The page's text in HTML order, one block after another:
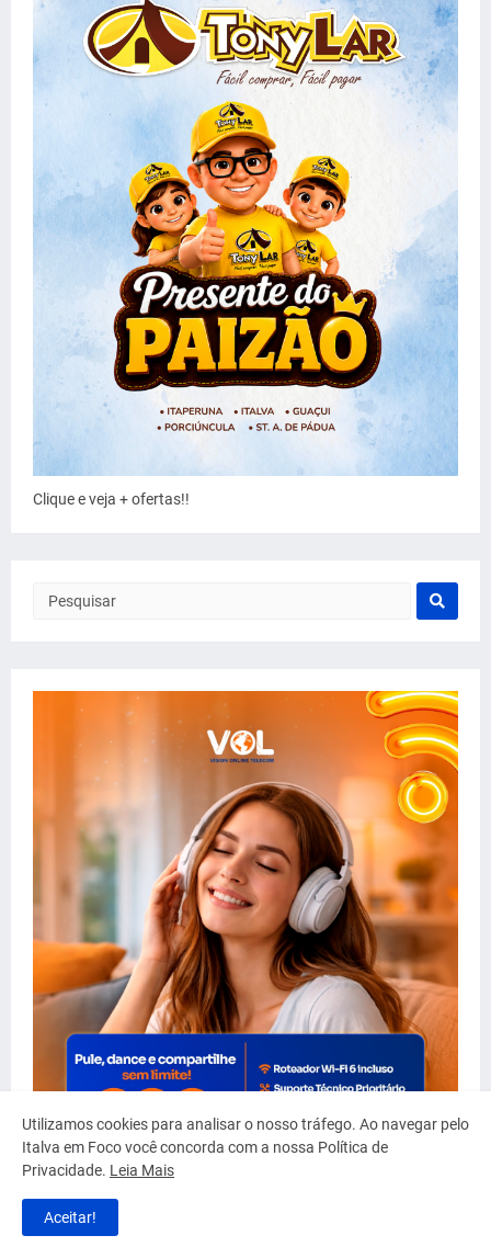
Clique e veja + ofertas!!
Utilizamos cookies para analisar o nosso tráfego. Ao navegar pelo
Italva em Foco você concorda com a nossa Política de
Privacidade. Leia Mais
Aceitar!